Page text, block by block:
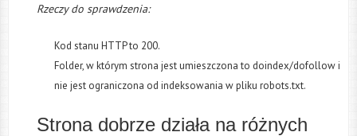
Rzeczy do sprawdzenia:
Kod stanu HTTP to 200.
Folder, w którym strona jest umieszczona to doindex/dofollow i
nie jest ograniczona od indeksowania w pliku robots.txt.
Strona dobrze działa na różnych